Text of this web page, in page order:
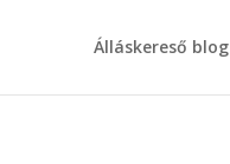
Álláskereső blog